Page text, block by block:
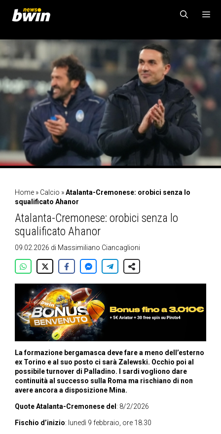
contenuto
MENU
Home » Calcio »Atalanta-Cremonese: orobici senza lo
squalificato Ahanor
Atalanta-Cremonese: orobici senza lo
squalificato Ahanor
09.02.2026 di Massimiliano Ciancaglioni
La formazione bergamasca deve fare a meno dell’esterno
ex Torino e al suo posto ci sarà Zalewski. Occhio poi al
possibile turnover di Palladino. I sardi vogliono dare
continuità al successo sulla Roma ma rischiano di non
avere ancora a disposizione Mina.
Quote Atalanta-Cremonese del : 8/2/2026
Fischio d’inizio: lunedì 9 febbraio, ore 18.30